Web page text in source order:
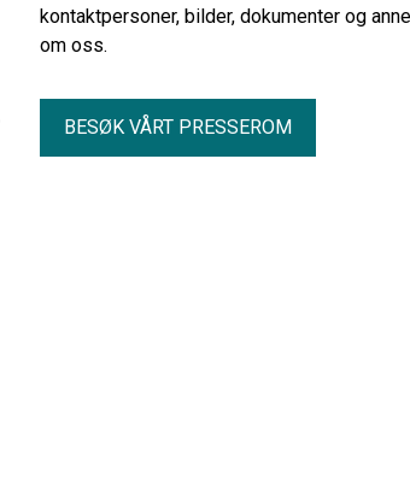
kontaktpersoner, bilder, dokumenter og
om oss.
BESØK VÅRT PRESSEROM